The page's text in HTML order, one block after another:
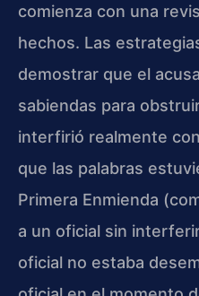
comienza con una
hechos. Las
demostrar que el
sabiendas para
interfirió realmente
que las palabras
Primera Enmienda
a un oficial sin
oficial no estaba